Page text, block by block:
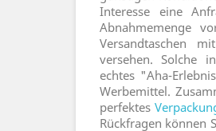
Interesse eine
Abnahmemenge
Versandtaschen
versehen. Solche
echtes "Aha-
Werbemittel.
perfektes
Rückfragen können